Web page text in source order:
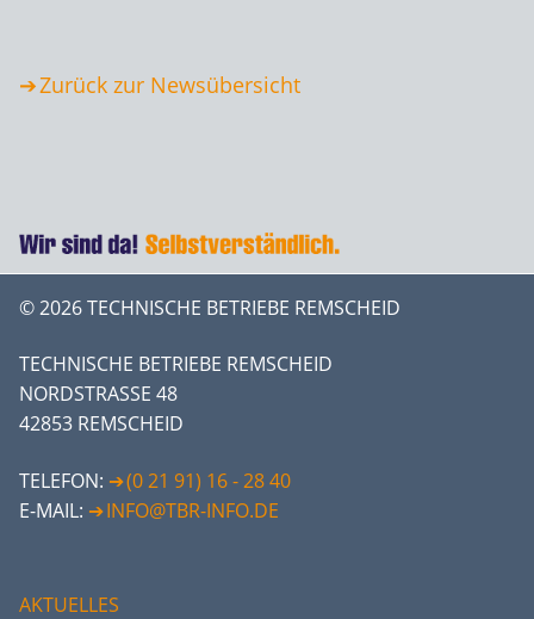
Zurück zur Newsübersicht
© 2026 TECHNISCHE BETRIEBE REMSCHEID
TECHNISCHE BETRIEBE REMSCHEID
NORDSTRASSE 48
42853 REMSCHEID
TELEFON:
(0 21 91) 16 - 28 40
E-MAIL:
INFO@TBR-INFO.DE
AKTUELLES